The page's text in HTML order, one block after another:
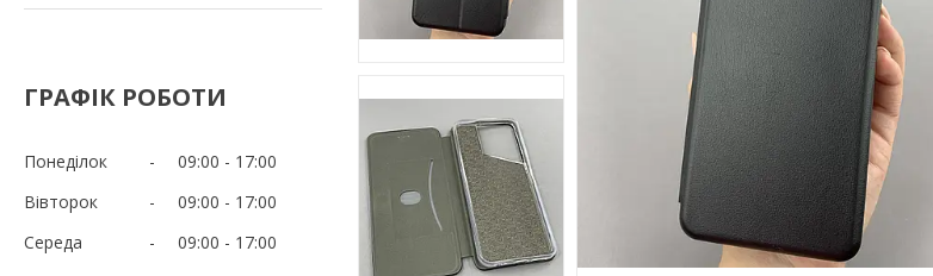
ГРАФІК РОБОТИ
Понеділок 09:00
17:00
Вівторок
09:00
17:00
Середа
09:00
17:00